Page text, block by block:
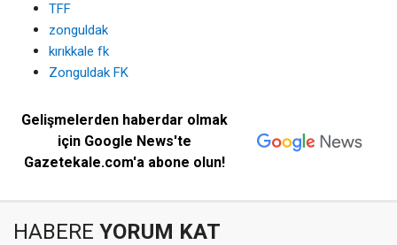
TFF
zonguldak
kırıkkale fk
Zonguldak FK
Gelişmelerden haberdar olmak
için Google News'te
Gazetekale.com'a abone olun!
HABERE YORUM KAT